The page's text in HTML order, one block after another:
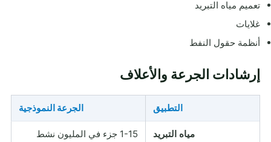
تعميم مياه التبريد
غلايات
أنظمة حقول النفط
إرشادات الجرعة والأعلاف
التطبيق الجرعة النموذجية
مياه التبريد 1-15 جزء في المليون نشط